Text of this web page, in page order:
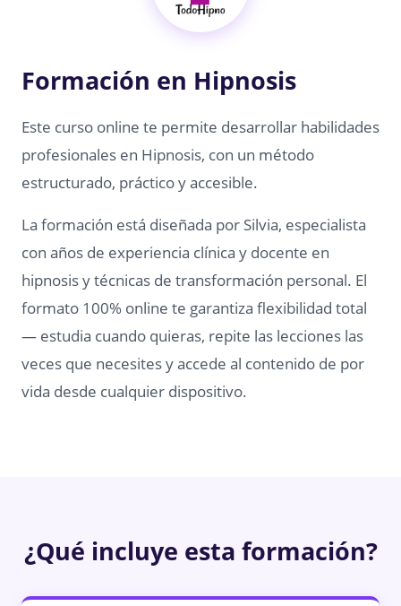
Formación en Hipnosis
Este curso online te permite desarrollar habilidades
profesionales en Hipnosis, con un método
estructurado, práctico y accesible.
La formación está diseñada por Silvia, especialista
con años de experiencia clínica y docente en
hipnosis y técnicas de transformación personal. El
formato 100% online te garantiza flexibilidad total
— estudia cuando quieras, repite las lecciones las
veces que necesites y accede al contenido de por
vida desde cualquier dispositivo.
¿Qué incluye esta formación?